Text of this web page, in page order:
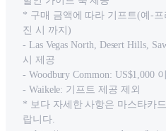
* 구매 금액에 따라 기프트(예-
진 시 까지)
- Las Vegas North, Desert Hills,
시 제공
- Woodbury Common: US$1,000
- Waikele: 기프트 제공 제외
* 보다 자세한 사항은 마스타카
랍니다.